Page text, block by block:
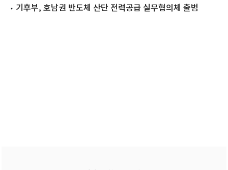
도'기후부, 호남권 반도체 산단 전력공급 실무협의체 출범